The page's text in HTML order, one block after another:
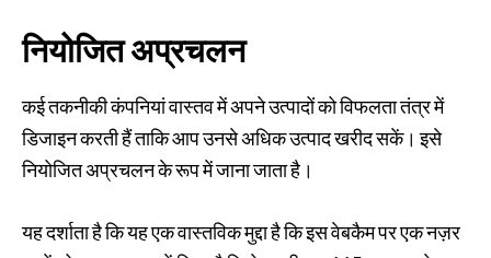
नियोजित अप्रचलन
कई तकनीकी कंपनियां वास्तव में अपने उत्पादों को विफलता तंत्र में
डिजाइन करती हैं ताकि आप उनसे अधिक उत्पाद खरीद सकें। इसे
नियोजित अप्रचलन के रूप में जाना जाता है।
यह दर्शाता है कि यह एक वास्तविक मुद्दा है कि इस वेबकैम पर एक नज़र